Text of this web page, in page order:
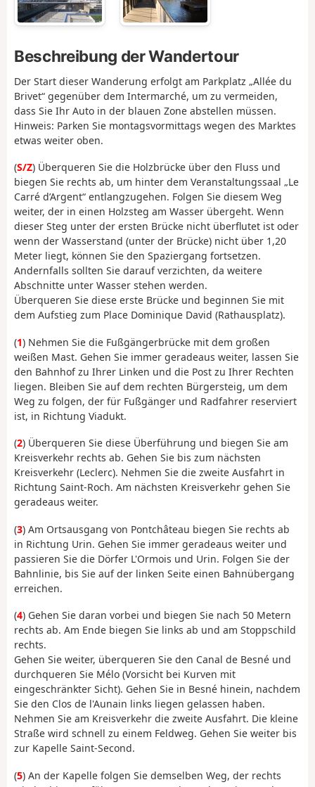
Beschreibung der Wandertour
Der Start dieser Wanderung erfolgt am Parkplatz „Allée du
Brivet“ gegenüber dem Intermarché, um zu vermeiden,
dass Sie Ihr Auto in der blauen Zone abstellen müssen.
Hinweis: Parken Sie montagsvormittags wegen des Marktes
etwas weiter oben.
(S/Z) Überqueren Sie die Holzbrücke über den Fluss und
biegen Sie rechts ab, um hinter dem Veranstaltungssaal „Le
Carré d’Argent“ entlangzugehen. Folgen Sie diesem Weg
weiter, der in einen Holzsteg am Wasser übergeht. Wenn
dieser Steg unter der ersten Brücke nicht überflutet ist oder
wenn der Wasserstand (unter der Brücke) nicht über 1,20
Meter liegt, können Sie den Spaziergang fortsetzen.
Andernfalls sollten Sie darauf verzichten, da weitere
Abschnitte unter Wasser stehen werden.
Überqueren Sie diese erste Brücke und beginnen Sie mit
dem Aufstieg zum Place Dominique David (Rathausplatz).
(1) Nehmen Sie die Fußgängerbrücke mit dem großen
weißen Mast. Gehen Sie immer geradeaus weiter, lassen Sie
den Bahnhof zu Ihrer Linken und die Post zu Ihrer Rechten
liegen. Bleiben Sie auf dem rechten Bürgersteig, um dem
Weg zu folgen, der für Fußgänger und Radfahrer reserviert
ist, in Richtung Viadukt.
(2) Überqueren Sie diese Überführung und biegen Sie am
Kreisverkehr rechts ab. Gehen Sie bis zum nächsten
Kreisverkehr (Leclerc). Nehmen Sie die zweite Ausfahrt in
Richtung Saint-Roch. Am nächsten Kreisverkehr gehen Sie
geradeaus weiter.
(3) Am Ortsausgang von Pontchâteau biegen Sie rechts ab
in Richtung Urin. Gehen Sie immer geradeaus weiter und
passieren Sie die Dörfer L'Ormois und Urin. Folgen Sie der
Bahnlinie, bis Sie auf der linken Seite einen Bahnübergang
erreichen.
(4) Gehen Sie daran vorbei und biegen Sie nach 50 Metern
rechts ab. Am Ende biegen Sie links ab und am Stoppschild
rechts.
Gehen Sie weiter, überqueren Sie den Canal de Besné und
durchqueren Sie Mélo (Vorsicht bei Kurven mit
eingeschränkter Sicht). Gehen Sie in Besné hinein, nachdem
Sie den Clos de l'Aunain links liegen gelassen haben.
Nehmen Sie am Kreisverkehr die zweite Ausfahrt. Die kleine
Straße wird schnell zu einem Feldweg. Gehen Sie weiter bis
zur Kapelle Saint-Second.
(5) An der Kapelle folgen Sie demselben Weg, der rechts